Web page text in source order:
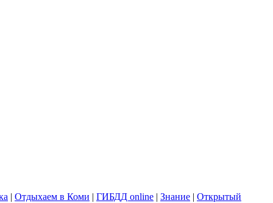
| Отдыхаем в Коми | ГИБДД online | Знание | Открытый